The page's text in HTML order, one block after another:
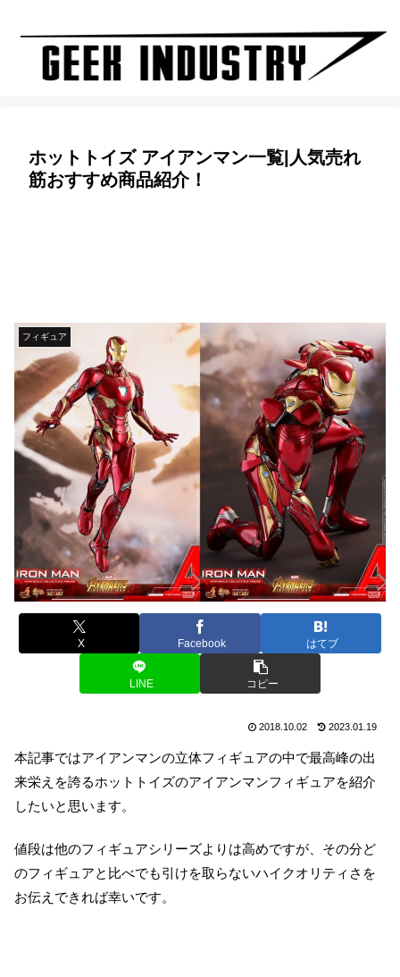
ホットトイズ アイアンマン一覧|人気売れ
筋おすすめ商品紹介！
フィギュア
X Facebook はてブ
LINE コピー
2018.10.02 2023.01.19
本記事ではアイアンマンの立体フィギュアの中で最高峰の出
来栄えを誇るホットトイズのアイアンマンフィギュアを紹介
したいと思います。
値段は他のフィギュアシリーズよりは高めですが、その分ど
のフィギュアと比べでも引けを取らないハイクオリティさを
お伝えできれば幸いです。